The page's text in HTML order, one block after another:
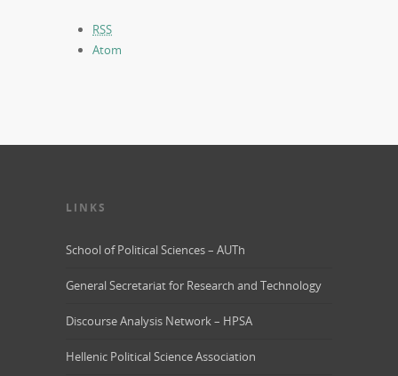
RSS
Atom
LINKS
School of Political Sciences – AUTh
General Secretariat for Research and Technology
Discourse Analysis Network – HPSA
Hellenic Political Science Association